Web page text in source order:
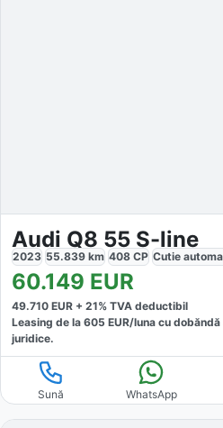
Audi Q8 55 S-line
2023 55.839 km 408 CP Cutie
60.149 EUR
49.710 EUR + 21% TVA deductibil
Leasing de la 605 EUR/luna cu dobăndă
juridice.
Sună WhatsApp